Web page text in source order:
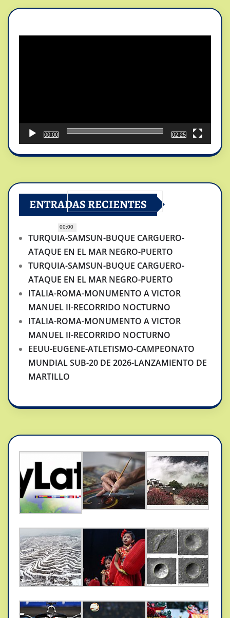
00:00
00:00
02:25
ENTRADAS RECIENTES
TURQUIA-SAMSUN-BUQUE CARGUERO-
ATAQUE EN EL MAR NEGRO-PUERTO
TURQUIA-SAMSUN-BUQUE CARGUERO-
ATAQUE EN EL MAR NEGRO-PUERTO
ITALIA-ROMA-MONUMENTO A VICTOR
MANUEL II-RECORRIDO NOCTURNO
ITALIA-ROMA-MONUMENTO A VICTOR
MANUEL II-RECORRIDO NOCTURNO
EEUU-EUGENE-ATLETISMO-CAMPEONATO
MUNDIAL SUB-20 DE 2026-LANZAMIENTO DE
MARTILLO